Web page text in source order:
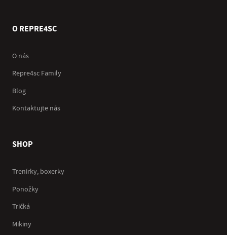
O REPRE4SC
O nás
Repre4sc Family
Blog
Kontaktujte nás
SHOP
Trenírky, boxerky
Ponožky
Tričká
Mikiny